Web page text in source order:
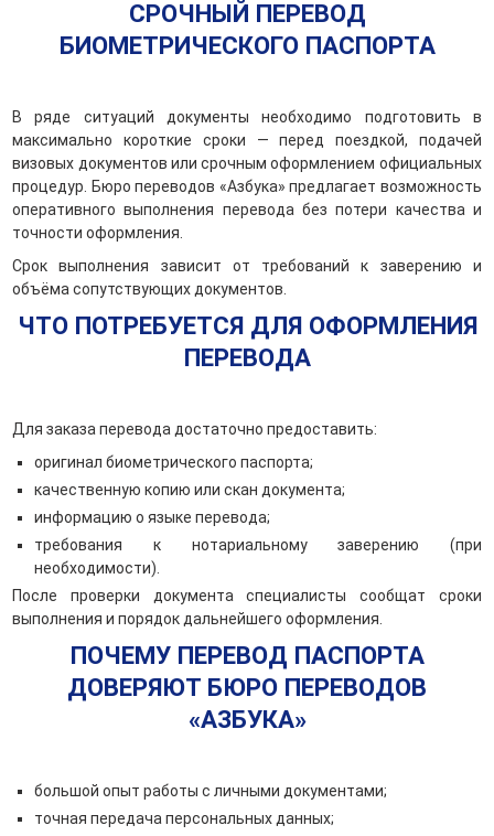
СРОЧНЫЙ ПЕРЕВОД
БИОМЕТРИЧЕСКОГО ПАСПОРТА
В ряде ситуаций документы необходимо подготовить в
максимально короткие сроки — перед поездкой, подачей
визовых документов или срочным оформлением официальных
процедур. Бюро переводов «Азбука» предлагает возможность
оперативного выполнения перевода без потери качества и
точности оформления.
Срок выполнения зависит от требований к заверению и
объёма сопутствующих документов.
ЧТО ПОТРЕБУЕТСЯ ДЛЯ ОФОРМЛЕНИЯ
ПЕРЕВОДА
Для заказа перевода достаточно предоставить:
оригинал биометрического паспорта;
качественную копию или скан документа;
информацию о языке перевода;
требования к нотариальному заверению (при
необходимости).
После проверки документа специалисты сообщат сроки
выполнения и порядок дальнейшего оформления.
ПОЧЕМУ ПЕРЕВОД ПАСПОРТА
ДОВЕРЯЮТ БЮРО ПЕРЕВОДОВ
«АЗБУКА»
большой опыт работы с личными документами;
точная передача персональных данных;